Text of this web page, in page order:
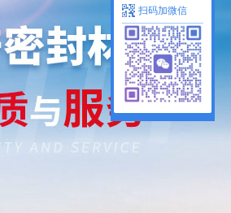
扫码加微信